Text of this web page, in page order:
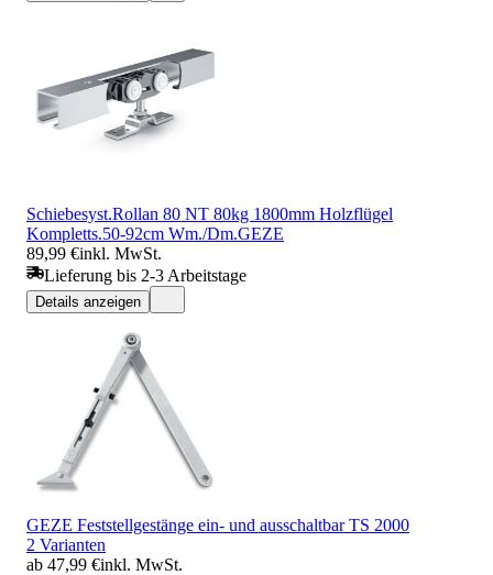
Schiebesyst.Rollan 80 NT 80kg 1800mm Holzflügel
Kompletts.50-92cm Wm./Dm.GEZE
89,99 €inkl. MwSt.
Lieferung bis 2-3 Arbeitstage
Details anzeigen
GEZE Feststellgestänge ein- und ausschaltbar TS 2000
2 Varianten
ab 47,99 €inkl. MwSt.